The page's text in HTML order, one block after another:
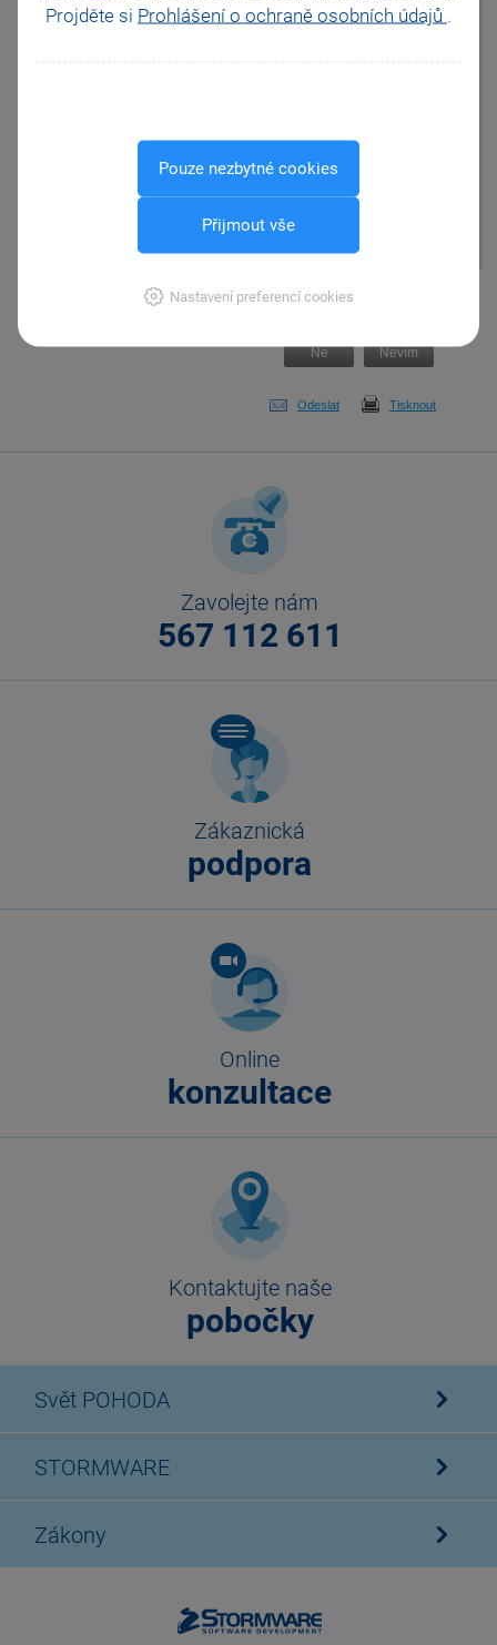
Projděte si Prohlášení o ochraně osobních údajů .
Pouze nezbytné cookies
Přijmout vše
Nastavení preferencí cookies
Pokud upravujete
konfigurační soubor,
Pomohla Vám tato
Ne Nevím
Odeslat Tisknout
Zavolejte nám
567 112 611
Zákaznická
podpora
Online
konzultace
Kontaktujte naše
pobočky
Svět POHODA
STORMWARE
Zákony